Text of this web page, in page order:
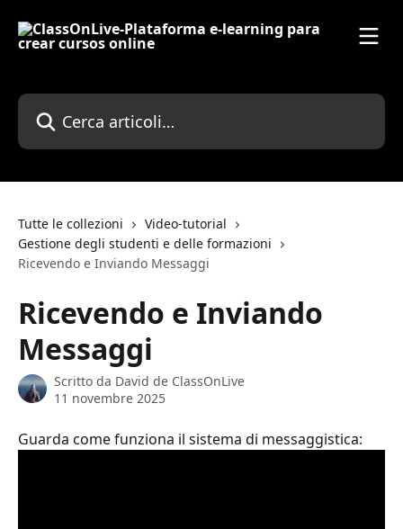
Cerca articoli…
Tutte le collezioni
Video-tutorial
Gestione degli studenti e delle formazioni
Ricevendo e Inviando Messaggi
Ricevendo e Inviando
Messaggi
Scritto da David de ClassOnLive
11 novembre 2025
Guarda come funziona il sistema di messaggistica: